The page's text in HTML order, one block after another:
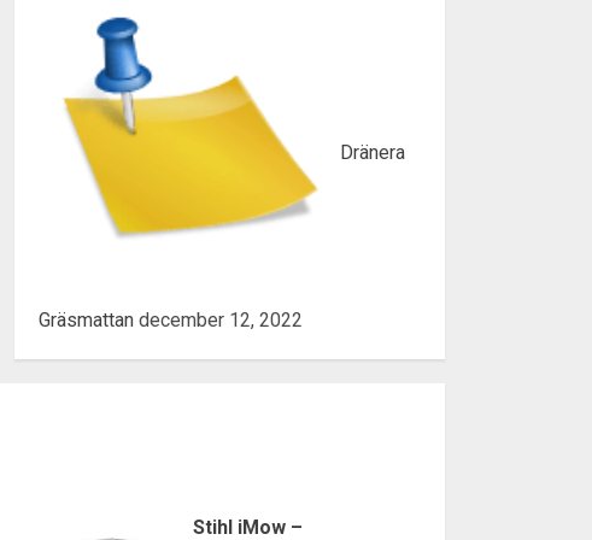
Dränera
Gräsmattan december 12, 2022
Stihl iMow –